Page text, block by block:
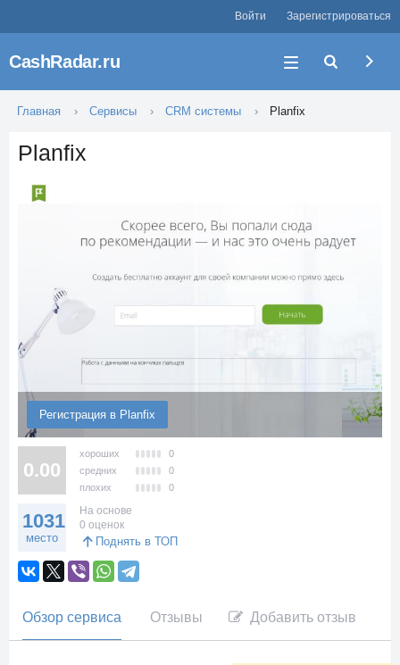
Войти Зарегистрироваться
CashRadar.ru
Главная Сервисы CRM системы Planfix
Planfix
Регистрация в Planfix
0.00
хороших
0
средних
0
плохих
0
1031
место
На основе
0 оценок
Поднять в ТОП
Обзор сервиса Отзывы Добавить отзыв